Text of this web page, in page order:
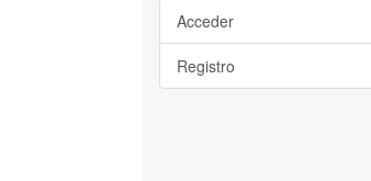
Acceder
Registro